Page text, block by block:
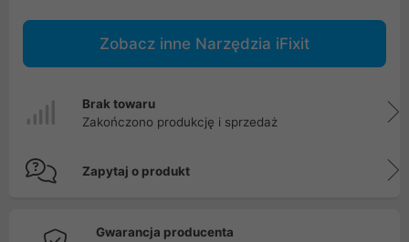
Zobacz inne Narzędzia iFixit
Brak towaru
Zakończono produkcję i sprzedaż
Zapytaj o produkt
Gwarancja producenta